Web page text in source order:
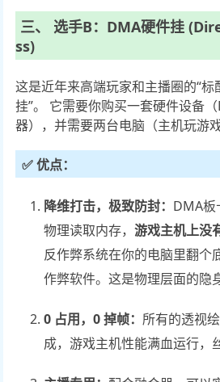
三、 选手B：DMA硬件挂
ss)
这是近年来高端玩家和主播圈的“标
挂”。 它需要你购买一套硬件设备
器），并需要两台电脑（主机玩游
✅ 优点：
降维打击，极致防封： DMA板
物理读取内存，游戏主机上没
反作弊系统在你的电脑里翻个
作弊软件。这是物理层面的隐
0 占用，0 掉帧： 所有的透视
成，游戏主机性能满血运行，